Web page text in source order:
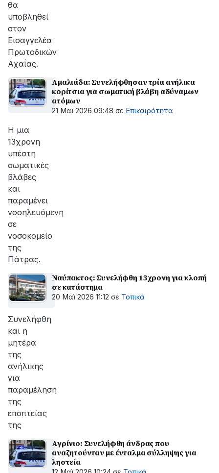
θα
υποβληθεί
στον
Εισαγγελέα
Πρωτοδικών
Αχαΐας.
Αμαλιάδα: Συνελήφθησαν τρία ανήλικα
κορίτσια για σωματική βλάβη αδύναμων
ατόμων
21 Μαϊ 2026 09:48 σε Επικαιρότητα
Η μια
13χρονη
υπέστη
σωματικές
βλάβες
και
παραμένει
νοσηλευόμενη
σε
νοσοκομείο
της
Πάτρας.
Ναύπακτος: Συνελήφθη 13χρονη για κλοπή
σε κατάστημα
20 Μαϊ 2026 11:12 σε Τοπικά
Συνελήφθη
και η
μητέρα
της
ανήλικης
για
παραμέληση
της
εποπτείας
της
Αγρίνιο: Συνελήφθη άνδρας που
αναζητούνταν με ένταλμα σύλληψης για
ληστεία